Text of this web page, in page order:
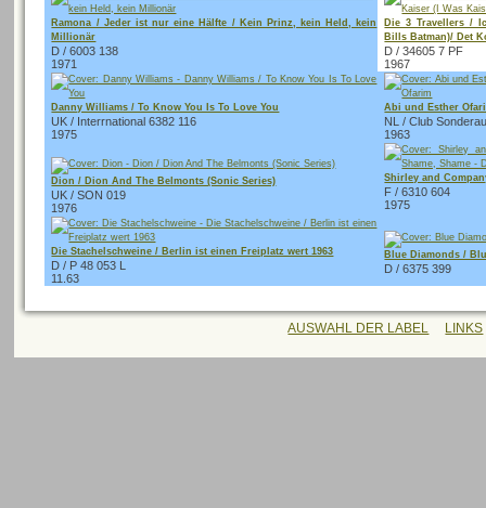
Ramona / Jeder ist nur eine Hälfte / Kein Prinz, kein Held, kein
Millionär
D / 6003 138
1971
Die 3 Travellers /
Bills Batman)/ Det
D / 34605 7 PF
1967
Danny Williams / To Know You Is To Love You
UK / Interrnational 6382 116
1975
Abi und Esther
NL / Club
1963
Dion / Dion And The Belmonts (Sonic Series)
UK / SON 019
1976
Shirley and
F / 6310 604
1975
Die Stachelschweine / Berlin ist einen Freiplatz wert 1963
D / P 48 053 L
11.63
Blue Diamonds /
D / 6375 399
AUSWAHL DER LABEL LINKS